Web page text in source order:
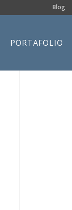
Blog
PORTAFOLIO